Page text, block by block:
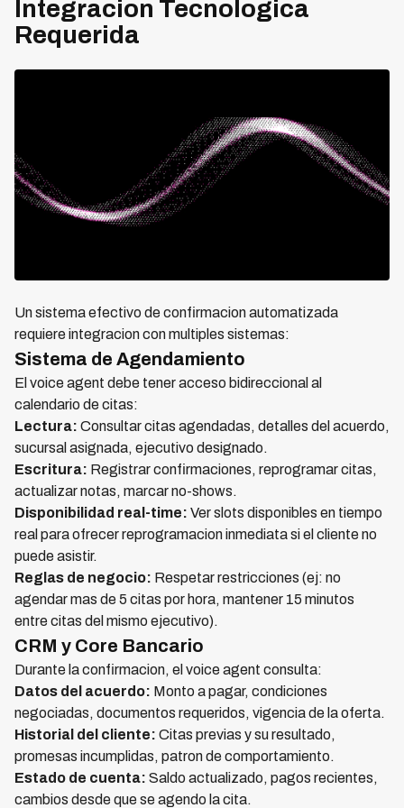
Integracion Tecnologica
Requerida
Un sistema efectivo de confirmacion automatizada
requiere integracion con multiples sistemas:
Sistema de Agendamiento
El voice agent debe tener acceso bidireccional al
calendario de citas:
Lectura: Consultar citas agendadas, detalles del acuerdo,
sucursal asignada, ejecutivo designado.
Escritura: Registrar confirmaciones, reprogramar citas,
actualizar notas, marcar no-shows.
Disponibilidad real-time: Ver slots disponibles en tiempo
real para ofrecer reprogramacion inmediata si el cliente no
puede asistir.
Reglas de negocio: Respetar restricciones (ej: no
agendar mas de 5 citas por hora, mantener 15 minutos
entre citas del mismo ejecutivo).
CRM y Core Bancario
Durante la confirmacion, el voice agent consulta:
Datos del acuerdo: Monto a pagar, condiciones
negociadas, documentos requeridos, vigencia de la oferta.
Historial del cliente: Citas previas y su resultado,
promesas incumplidas, patron de comportamiento.
Estado de cuenta: Saldo actualizado, pagos recientes,
cambios desde que se agendo la cita.